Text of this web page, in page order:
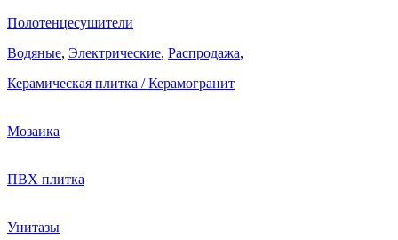
Полотенцесушители
Водяные, Электрические, Распродажа,
Керамическая плитка / Керамогранит
Мозаика
ПВХ плитка
Унитазы